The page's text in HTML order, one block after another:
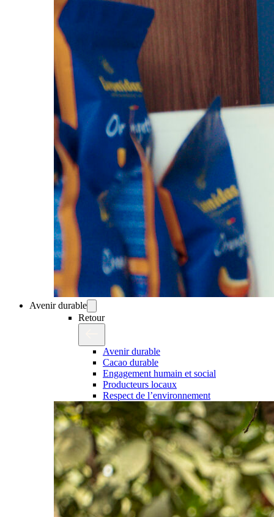
Avenir durable
Retour
Avenir durable
Cacao durable
Engagement humain et social
Producteurs locaux
Respect de l’environnement